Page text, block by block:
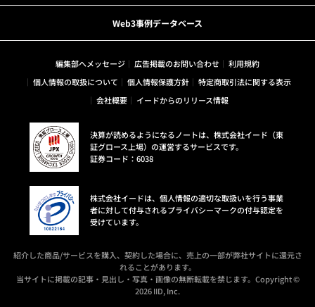
Web3事例データベース
編集部へメッセージ 広告掲載のお問い合わせ
利用規約
個人情報の取扱について
個人情報保護方針
特定商取引法に関する表示
会社概要
イードからのリリース情報
決算が読めるようになるノートは、株式会社イード（東
証グロース上場）の運営するサービスです。
証券コード：6038
株式会社イードは、個人情報の適切な取扱いを行う事業
者に対して付与されるプライバシーマークの付与認定を
受けています。
紹介した商品/サービスを購入、契約した場合に、売上の一部が弊社サイトに還元さ
れることがあります。
当サイトに掲載の記事・見出し・写真・画像の無断転載を禁じます。Copyright ©
2026 IID, Inc.